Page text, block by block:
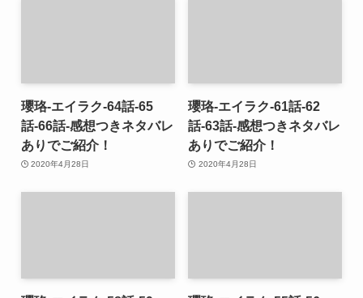
瓔珞-エイラク-64話-65
話-66話-感想つきネタバレ
ありでご紹介！
2020年4月28日
瓔珞-エイラク-61話-62
話-63話-感想つきネタバレ
ありでご紹介！
2020年4月28日